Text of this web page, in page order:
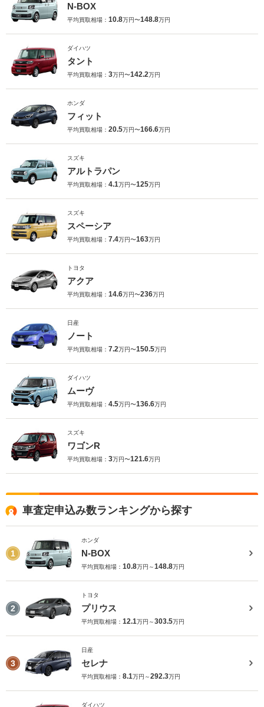
N-BOX
平均買取相場： 10.8万円〜148.8万円
ダイハツ
タント
平均買取相場： 3万円〜142.2万円
ホンダ
フィット
平均買取相場： 20.5万円〜166.6万円
スズキ
アルトラパン
平均買取相場： 4.1万円〜125万円
スズキ
スペーシア
平均買取相場： 7.4万円〜163万円
トヨタ
アクア
平均買取相場： 14.6万円〜236万円
日産
ノート
平均買取相場： 7.2万円〜150.5万円
ダイハツ
ムーヴ
平均買取相場： 4.5万円〜136.6万円
スズキ
ワゴンR
平均買取相場： 3万円〜121.6万円
車査定申込み数ランキングから探す
1
ホンダ
N-BOX
平均買取相場： 10.8万円～148.8万円
2
トヨタ
プリウス
平均買取相場： 12.1万円～303.5万円
3
日産
セレナ
平均買取相場： 8.1万円～292.3万円
ダイハツ